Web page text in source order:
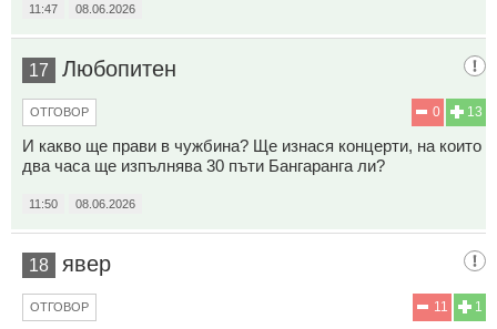
11:47 08.06.2026
17 Любопитен
13
0
ОТГОВОР
И какво ще прави в чужбина? Ще изнася концерти, на които
два часа ще изпълнява 30 пъти Бангаранга ли?
11:50 08.06.2026
18 явер
1
11
ОТГОВОР